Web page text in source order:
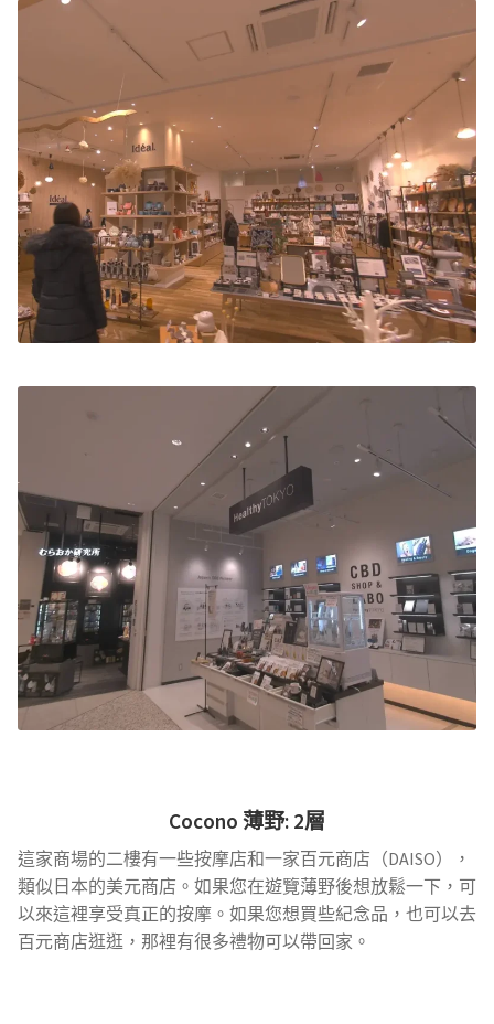
Cocono 薄野: 2層
這家商場的二樓有一些按摩店和一家百元商店（DAISO），
類似日本的美元商店。如果您在遊覽薄野後想放鬆一下，可
以來這裡享受真正的按摩。如果您想買些紀念品，也可以去
百元商店逛逛，那裡有很多禮物可以帶回家。